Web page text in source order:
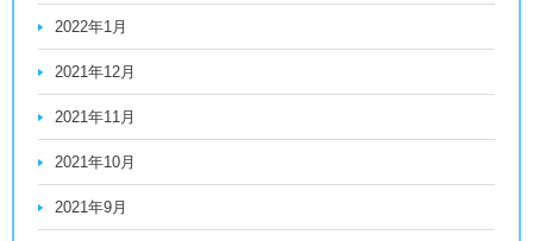
2022年1月
2021年12月
2021年11月
2021年10月
2021年9月